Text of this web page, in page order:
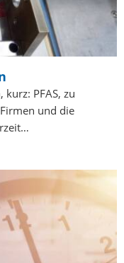
PFAS, zu
und die